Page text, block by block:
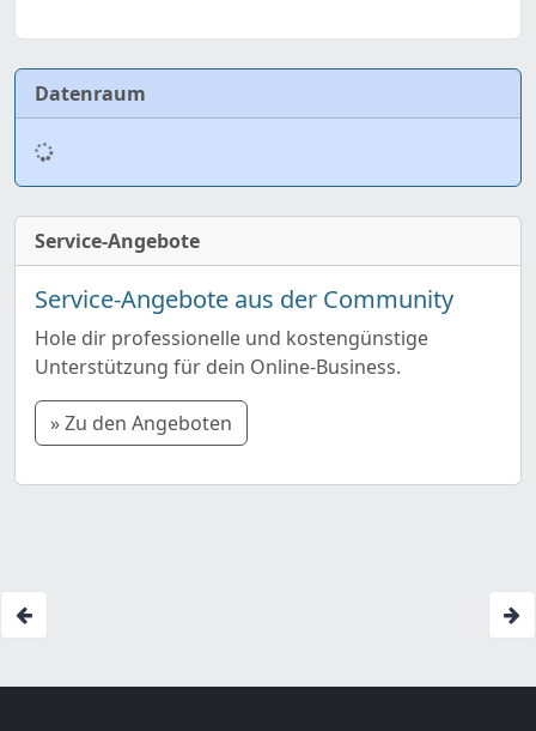
Datenraum
Service-Angebote
Service-Angebote aus der Community
Hole dir professionelle und kostengünstige
Unterstützung für dein Online-Business.
» Zu den Angeboten